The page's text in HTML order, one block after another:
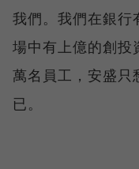
我們。我們在銀行
場中有上億的創投
萬名員工，安盛只
已。